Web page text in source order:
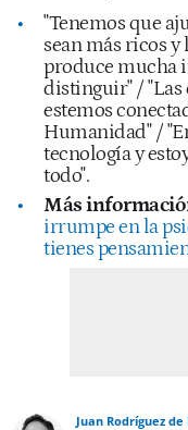
"Tenemos que
sean más ricos y
produce mucha
distinguir" / "Las
estemos
Humanidad" /
tecnología y
todo".
Más
irrumpe en la
tienes
Juan Rodríguez de